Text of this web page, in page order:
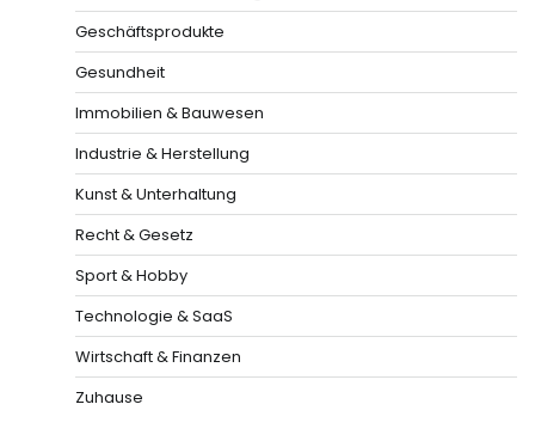
Geschäftsprodukte
Gesundheit
Immobilien & Bauwesen
Industrie & Herstellung
Kunst & Unterhaltung
Recht & Gesetz
Sport & Hobby
Technologie & SaaS
Wirtschaft & Finanzen
Zuhause